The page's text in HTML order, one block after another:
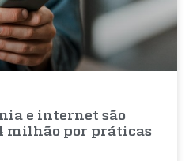
e internet são
milhão por práticas